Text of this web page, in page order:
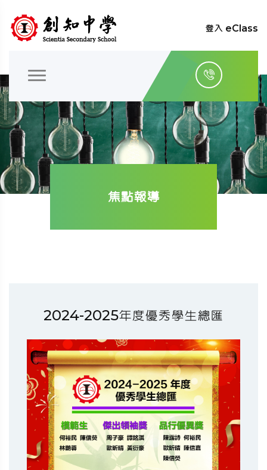
登入 eClass
焦點報導
2024-2025年度優秀學生總匯